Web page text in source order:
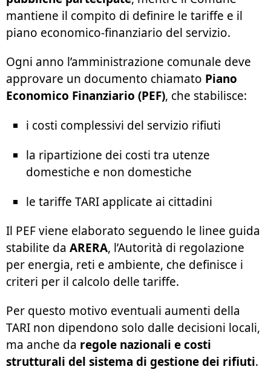
mantiene il compito di definire le tariffe e il
piano economico-finanziario del servizio.
Ogni anno l’amministrazione comunale deve
approvare un documento chiamato Piano
Economico Finanziario (PEF), che stabilisce:
i costi complessivi del servizio rifiuti
la ripartizione dei costi tra utenze
domestiche e non domestiche
le tariffe TARI applicate ai cittadini
Il PEF viene elaborato seguendo le linee guida
stabilite da ARERA, l’Autorità di regolazione
per energia, reti e ambiente, che definisce i
criteri per il calcolo delle tariffe.
Per questo motivo eventuali aumenti della
TARI non dipendono solo dalle decisioni locali,
ma anche da regole nazionali e costi
strutturali del sistema di gestione dei rifiuti.